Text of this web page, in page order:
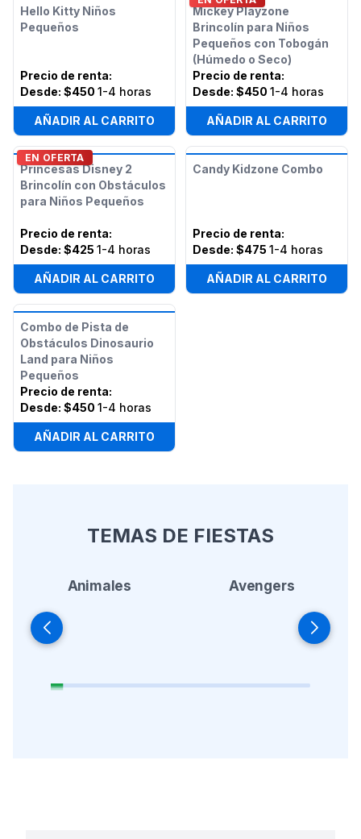
Hello Kitty Niños
Pequeños
Precio de renta:
Desde: $450 1-4 horas
AÑADIR AL CARRITO
Mickey Playzone
Brincolín para Niños
Pequeños con Tobogán
(Húmedo o Seco)
Precio de renta:
Desde: $450 1-4 horas
AÑADIR AL CARRITO
EN OFERTA
Princesas Disney 2
Brincolín con Obstáculos
para Niños Pequeños
Precio de renta:
Desde: $425 1-4 horas
AÑADIR AL CARRITO
Candy Kidzone Combo
Precio de renta:
Desde: $475 1-4 horas
AÑADIR AL CARRITO
Combo de Pista de
Obstáculos Dinosaurio
Land para Niños
Pequeños
Precio de renta:
Desde: $450 1-4 horas
AÑADIR AL CARRITO
TEMAS DE FIESTAS
Animales Avengers